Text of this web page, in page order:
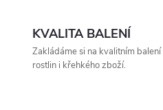
KVALITA BALENÍ
Zakládáme si na kvalitním balení
rostlin i křehkého zboží.